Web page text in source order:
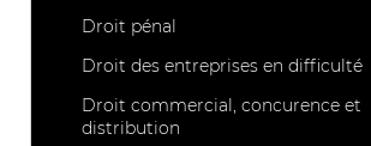
Droit pénal
Droit des entreprises en difficulté
Droit commercial, concurence et
distribution